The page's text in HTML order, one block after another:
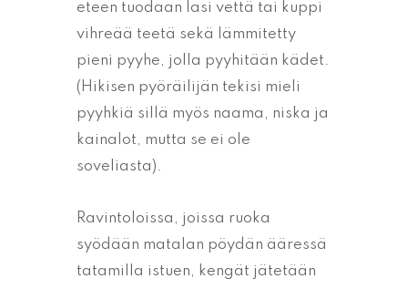
eteen tuodaan lasi vettä tai kuppi
vihreää teetä sekä lämmitetty
pieni pyyhe, jolla pyyhitään kädet.
(Hikisen pyöräilijän tekisi mieli
pyyhkiä sillä myös naama, niska ja
kainalot, mutta se ei ole
soveliasta).
Ravintoloissa, joissa ruoka
syödään matalan pöydän ääressä
tatamilla istuen, kengät jätetään